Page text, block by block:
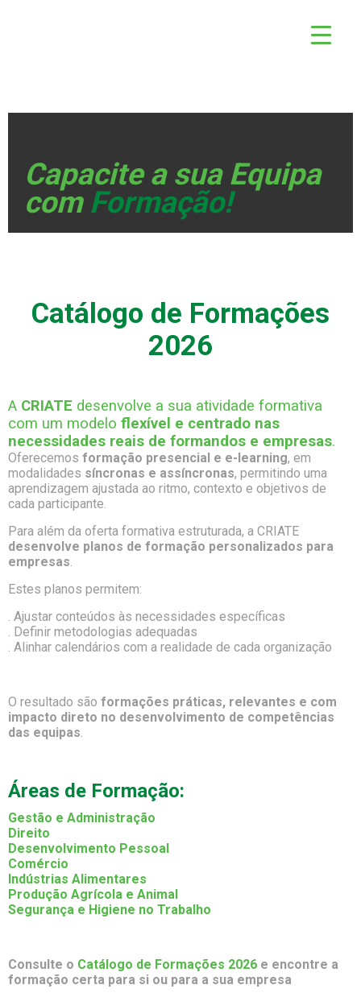
Capacite a sua Equipa
com Formação!
Catálogo de Formações
2026
A CRIATE desenvolve a sua atividade formativa
com um modelo flexível e centrado nas
necessidades reais de formandos e empresas.
Oferecemos formação presencial e e-learning, em
modalidades síncronas e assíncronas, permitindo uma
aprendizagem ajustada ao ritmo, contexto e objetivos de
cada participante.
Para além da oferta formativa estruturada, a CRIATE
desenvolve planos de formação personalizados para
empresas.
Estes planos permitem:
. Ajustar conteúdos às necessidades específicas
. Definir metodologias adequadas
. Alinhar calendários com a realidade de cada organização
O resultado são formações práticas, relevantes e com
impacto direto no desenvolvimento de competências
das equipas.
Áreas de Formação:
Gestão e Administração
Direito
Desenvolvimento Pessoal
Comércio
Indústrias Alimentares
Produção Agrícola e Animal
Segurança e Higiene no Trabalho
Consulte o Catálogo de Formações 2026 e encontre a
formação certa para si ou para a sua empresa